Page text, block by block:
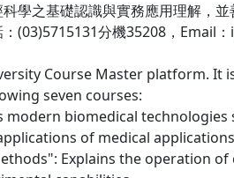
學之基礎認識與實務應用理解，並
(03)5715131分機35208，Email
Course Master platform. It
seven courses:
biomedical technologies
of medical
Explains the operation